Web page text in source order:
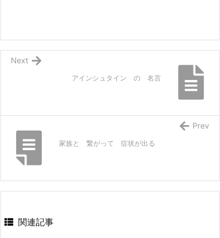
アインシュタイン の 名言
Next
家族と 繋がって 症状が出る
Prev
関連記事